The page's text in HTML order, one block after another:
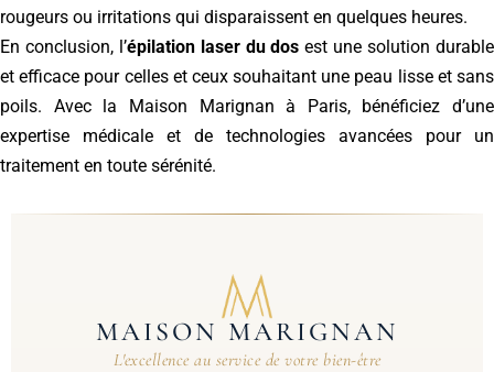
rougeurs ou irritations qui disparaissent en quelques heures.
En conclusion, l’épilation laser du dos est une solution durable
et efficace pour celles et ceux souhaitant une peau lisse et sans
poils. Avec la Maison Marignan à Paris, bénéficiez d’une
expertise médicale et de technologies avancées pour un
traitement en toute sérénité.
MAISON MARIGNAN
L'excellence au service de votre bien-être